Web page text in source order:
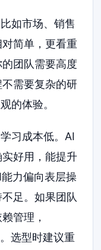
如市场、销售
简单，更看重
团队需要高度
需要复杂的研
的体验。
习成本低。AI
好用，能提升
力偏向表层操
足。如果团队
管理，
选型时建议重